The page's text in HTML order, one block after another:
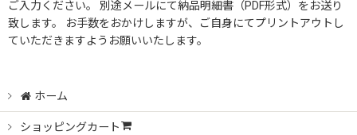
ご入力ください。 別途メールにて納品明細書（PDF形式）をお送り
致します。 お手数をおかけしますが、ご自身にてプリントアウトし
ていただきますようお願いいたします。
ホーム
ショッピングカート